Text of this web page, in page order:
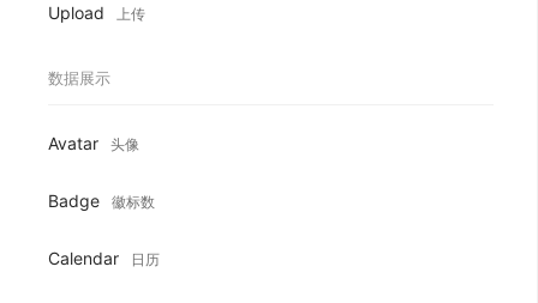
Upload 上传
数据展示
Avatar 头像
Badge 徽标数
Calendar 日历